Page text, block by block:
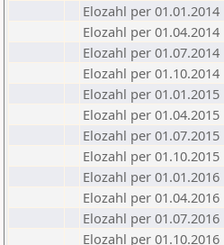
Elozahl per 01.01.2014
Elozahl per 01.04.2014
Elozahl per 01.07.2014
Elozahl per 01.10.2014
Elozahl per 01.01.2015
Elozahl per 01.04.2015
Elozahl per 01.07.2015
Elozahl per 01.10.2015
Elozahl per 01.01.2016
Elozahl per 01.04.2016
Elozahl per 01.07.2016
Elozahl per 01.10.2016